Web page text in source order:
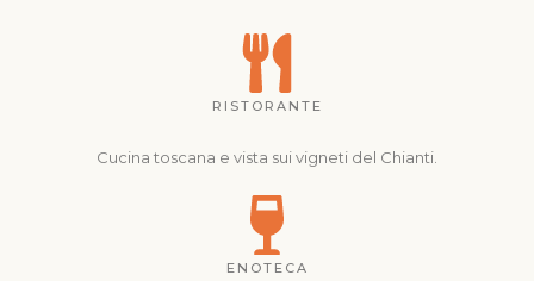
RISTORANTE
Cucina toscana e vista sui vigneti del Chianti.
ENOTECA